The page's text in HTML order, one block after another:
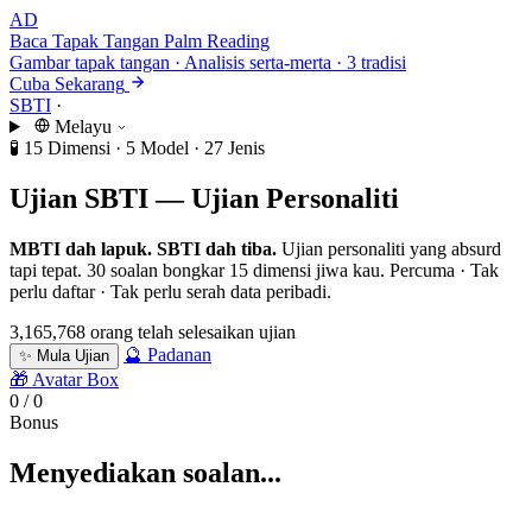
AD
Baca Tapak Tangan Palm Reading
Gambar tapak tangan · Analisis serta-merta · 3 tradisi
Cuba Sekarang
SBTI ·
Melayu
🧪 15 Dimensi · 5 Model · 27 Jenis
Ujian SBTI — Ujian Personaliti
MBTI dah lapuk. SBTI dah tiba. Ujian personaliti yang absurd
tapi tepat. 30 soalan bongkar 15 dimensi jiwa kau. Percuma · Tak
perlu daftar · Tak perlu serah data peribadi.
3,165,768 orang telah selesaikan ujian
✨ Mula Ujian
🔮 Padanan
🎁 Avatar Box
0 / 0
Bonus
Menyediakan soalan...